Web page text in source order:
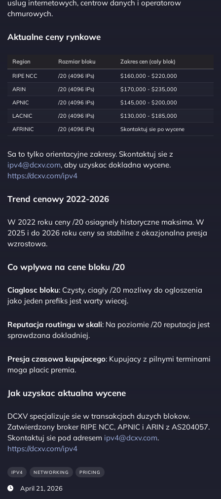
uslug internetowych, centrow danych i operatorow
chmurowych.
Aktualne ceny rynkowe
Region Rozmiar bloku Zakres cen (caly blok)
RIPE NCC /20 (4096 IPs)
$160,000 - $220,000
ARIN
/20 (4096 IPs)
$170,000 - $235,000
APNIC
/20 (4096 IPs)
$145,000 - $200,000
LACNIC
/20 (4096 IPs)
$130,000 - $185,000
AFRINIC
/20 (4096 IPs) Skontaktuj sie po wycene
Sa to tylko orientacyjne zakresy. Skontaktuj sie z
ipv4@dcxv.com, aby uzyskac dokladna wycene.
https://dcxv.com/ipv4
Trend cenowy 2022-2026
W 2022 roku ceny /20 osiagnely historyczne maksima. W
2025 i do 2026 roku ceny sa stabilne z okazjonalna presja
wzrostowa.
Co wplywa na cene bloku /20
Ciaglosc bloku: Czysty, ciagly /20 mozliwy do ogloszenia
jako jeden prefiks jest warty wiecej.
Reputacja routingu w skali: Na poziomie /20 reputacja jest
sprawdzana dokladniej.
Presja czasowa kupujacego: Kupujacy z pilnymi terminami
moga placic premia.
Jak uzyskac aktualna wycene
DCXV specjalizuje sie w transakcjach duzych blokow.
Zatwierdzony broker RIPE NCC, APNIC i ARIN z AS204057.
Skontaktuj sie pod adresem ipv4@dcxv.com.
https://dcxv.com/ipv4
IPV4 NETWORKING PRICING
April 21, 2026